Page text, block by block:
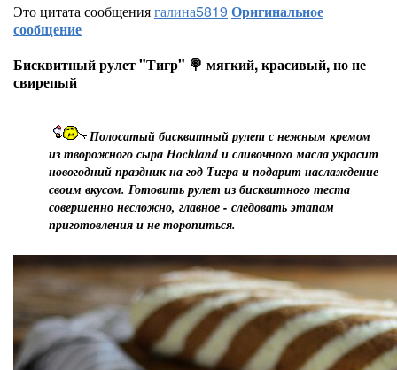
Это цитата сообщениягалина5819 Оригинальное
сообщение
Бисквитный рулет "Тигр" 🍭 мягкий, красивый, но не
свирепый
Полосатый бисквитный рулет с нежным кремом
из творожного сыра Hochland и сливочного масла украсит
новогодний праздник на год Тигра и подарит наслаждение
своим вкусом. Готовить рулет из бисквитного теста
совершенно несложно, главное - следовать этапам
приготовления и не торопиться.